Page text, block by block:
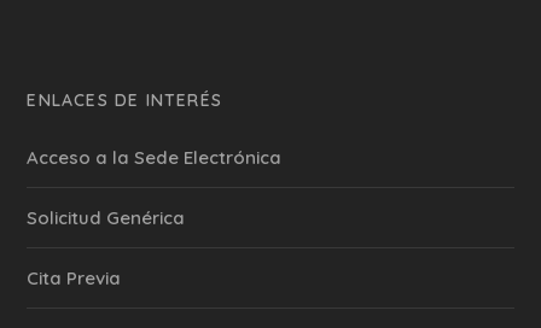
ENLACES DE INTERÉS
Acceso a la Sede Electrónica
Solicitud Genérica
Cita Previa